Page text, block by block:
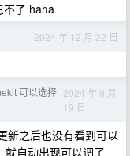
不了 haha
2024 年 12 月 22 日
可以选择 2024 年 9 月
19 日
新之后也没有看到可以
就自动出现可以调了